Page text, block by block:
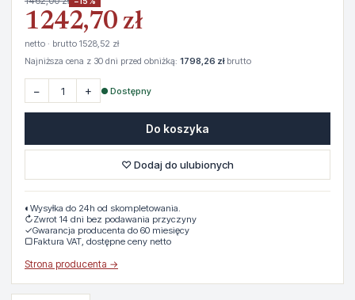
1242,70 zł
netto · brutto 1528,52 zł
Najniższa cena z 30 dni przed obniżką: 1798,26 złbrutto
− + ● Dostępny
Do koszyka
♡ Dodaj do ulubionych
◐ Wysyłka do 24h od skompletowania.
↻Zwrot 14 dni bez podawania przyczyny
✓Gwarancja producenta do 60 miesięcy
▢Faktura VAT, dostępne ceny netto
Strona producenta →